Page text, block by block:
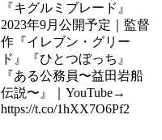
『キグルミブレード』
2023年9月公開予定｜監督
作『イレブン・グリー
ド』『ひとつぼっち』
『ある公務員〜益田岩船
伝説〜』｜YouTube→
https://t.co/1hXX7O6Pf2